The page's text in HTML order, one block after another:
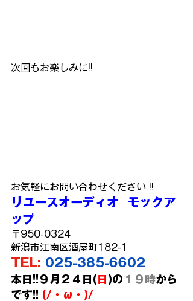
次回もお楽しみに!!
お気軽にお問い合わせください !!
リユースオーディオ  モックア
ップ
〒950-0324
新潟市江南区酒屋町182-1
TEL: 025-385-6602
本日!!９月２４日( 日 )の １９時から
です!! (/・ω・)/